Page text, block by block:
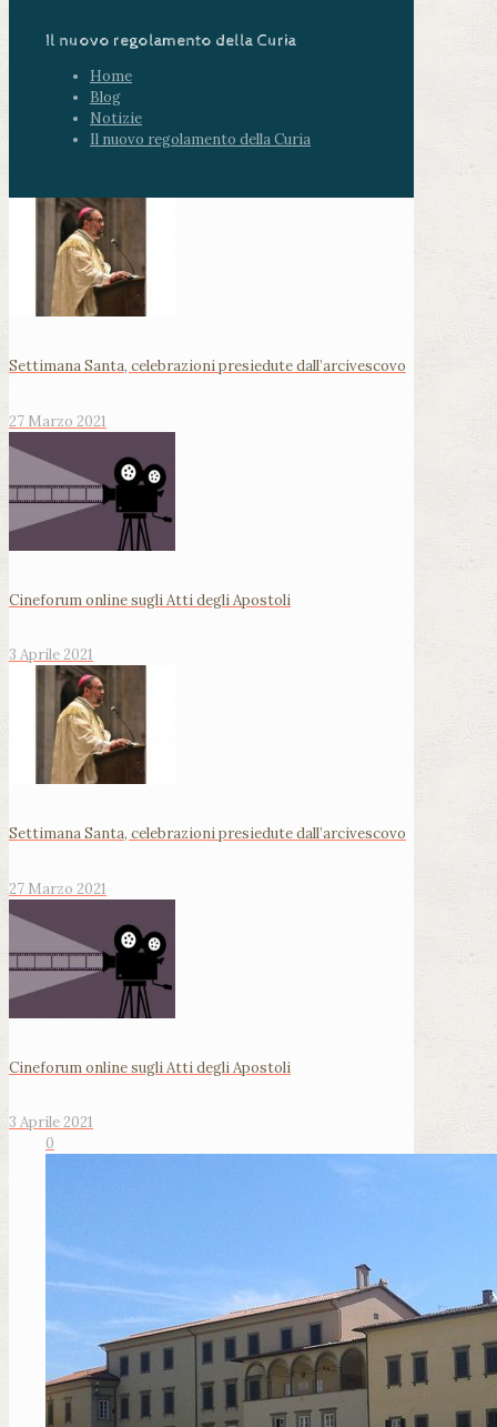
Il nuovo regolamento della Curia
Home
Blog
Notizie
Il nuovo regolamento della Curia
Settimana Santa, celebrazioni presiedute dall’arcivescovo
27 Marzo 2021
Cineforum online sugli Atti degli Apostoli
3 Aprile 2021
Settimana Santa, celebrazioni presiedute dall’arcivescovo
27 Marzo 2021
Cineforum online sugli Atti degli Apostoli
3 Aprile 2021
0